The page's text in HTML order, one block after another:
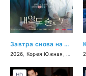
Завтра снова на работу!
2026 Корея Южная
HD